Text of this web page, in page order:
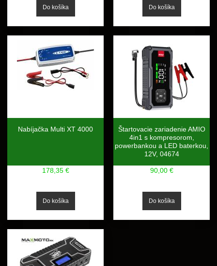
Nabíjačka Multi XT 4000
178,35 €
Štartovacie zariadenie AMIO
4in1 s kompresorom,
powerbankou a LED baterkou,
12V, 04674
90,00 €